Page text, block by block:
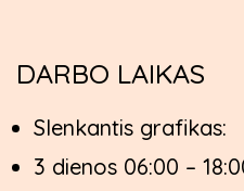
DARBO LAIKAS
Slenkantis grafikas:
3 dienos 06:00 –